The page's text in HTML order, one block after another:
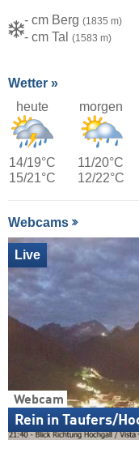
- cm Berg (1835 m)
- cm Tal (1583 m)
Wetter »
heute
14/19°C
15/21°C
morgen
11/20°C
12/22°C
Webcams
Webcam
Rein in Taufers/
Live